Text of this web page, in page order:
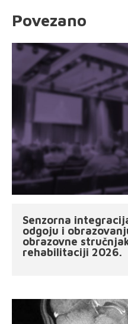
Povezano
Senzorna
odgoju i
obrazovne
rehabilitaciji 2026.